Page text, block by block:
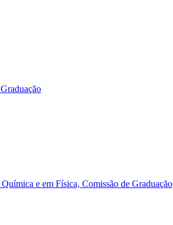
e em Física, Comissão de Graduação